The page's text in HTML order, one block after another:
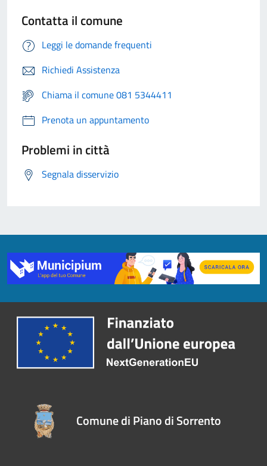
Contatta il comune
Leggi le domande frequenti
Richiedi Assistenza
Chiama il comune 081 5344411
Prenota un appuntamento
Problemi in città
Segnala disservizio
Comune di Piano di Sorrento